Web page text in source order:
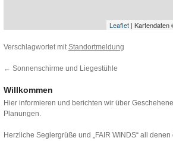
Leaflet | Kartendaten
Verschlagwortet mit Standortmeldung
← Sonnenschirme und Liegestühle
Willkommen
Hier informieren und berichten wir über
Planungen.
Herzliche Seglergrüße und „FAIR WINDS“ all